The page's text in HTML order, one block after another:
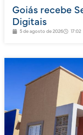
Goiás recebe
Digitais
5 de agosto de 2026 17:02